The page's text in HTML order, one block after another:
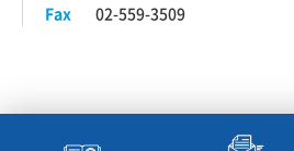
Fax
02-559-3509